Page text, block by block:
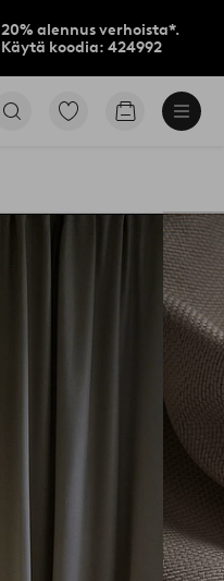
20% alennus verhoista*.
Käytä koodia: 424992
Siirry
Siirry